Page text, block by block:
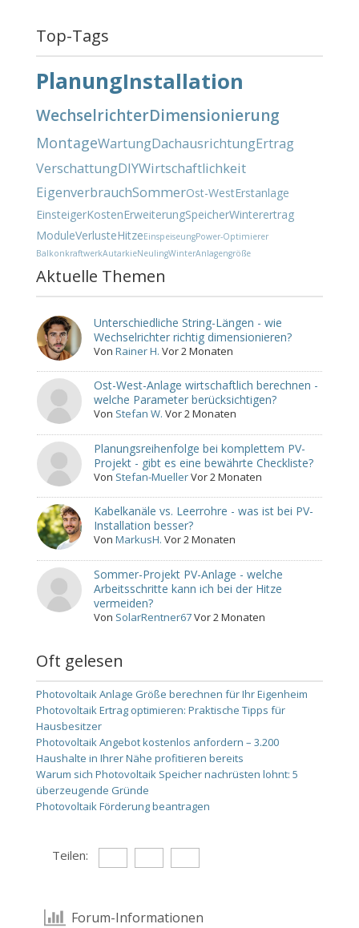
Top-Tags
PlanungInstallation
WechselrichterDimensionierung
MontageWartungDachausrichtungErtrag
VerschattungDIYWirtschaftlichkeit
EigenverbrauchSommerOst-WestErstanlage
EinsteigerKostenErweiterungSpeicherWinterertrag
ModuleVerlusteHitzeEinspeiseungPower-Optimierer
BalkonkraftwerkAutarkieNeulingWinterAnlagengröße
Aktuelle Themen
Unterschiedliche String-Längen - wie
Wechselrichter richtig dimensionieren?
VonRainer H. Vor 2 Monaten
Ost-West-Anlage wirtschaftlich berechnen -
welche Parameter berücksichtigen?
Von Stefan W. Vor 2 Monaten
Planungsreihenfolge bei komplettem PV-
Projekt - gibt es eine bewährte Checkliste?
Von Stefan-MuellerVor 2 Monaten
Kabelkanäle vs. Leerrohre - was ist bei PV-
Installation besser?
VonMarkusH. Vor 2 Monaten
Sommer-Projekt PV-Anlage - welche
Arbeitsschritte kann ich bei der Hitze
vermeiden?
Von SolarRentner67Vor 2 Monaten
Oft gelesen
Photovoltaik Anlage Größe berechnen für Ihr Eigenheim
Photovoltaik Ertrag optimieren: Praktische Tipps für
Hausbesitzer
Photovoltaik Angebot kostenlos anfordern – 3.200
Haushalte in Ihrer Nähe profitieren bereits
Warum sich Photovoltaik Speicher nachrüsten lohnt: 5
überzeugende Gründe
Photovoltaik Förderung beantragen
Teilen:
Forum-Informationen